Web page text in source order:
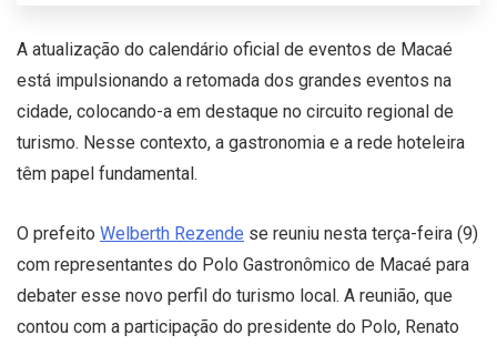
A atualização do calendário oficial de eventos de Macaé
está impulsionando a retomada dos grandes eventos na
cidade, colocando-a em destaque no circuito regional de
turismo. Nesse contexto, a gastronomia e a rede hoteleira
têm papel fundamental.
O prefeito Welberth Rezende se reuniu nesta terça-feira (9)
com representantes do Polo Gastronômico de Macaé para
debater esse novo perfil do turismo local. A reunião, que
contou com a participação do presidente do Polo, Renato